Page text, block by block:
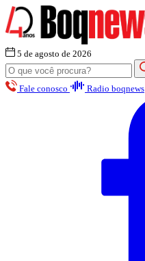
5 de agosto de 2026
Fale conosco Radio boqnews